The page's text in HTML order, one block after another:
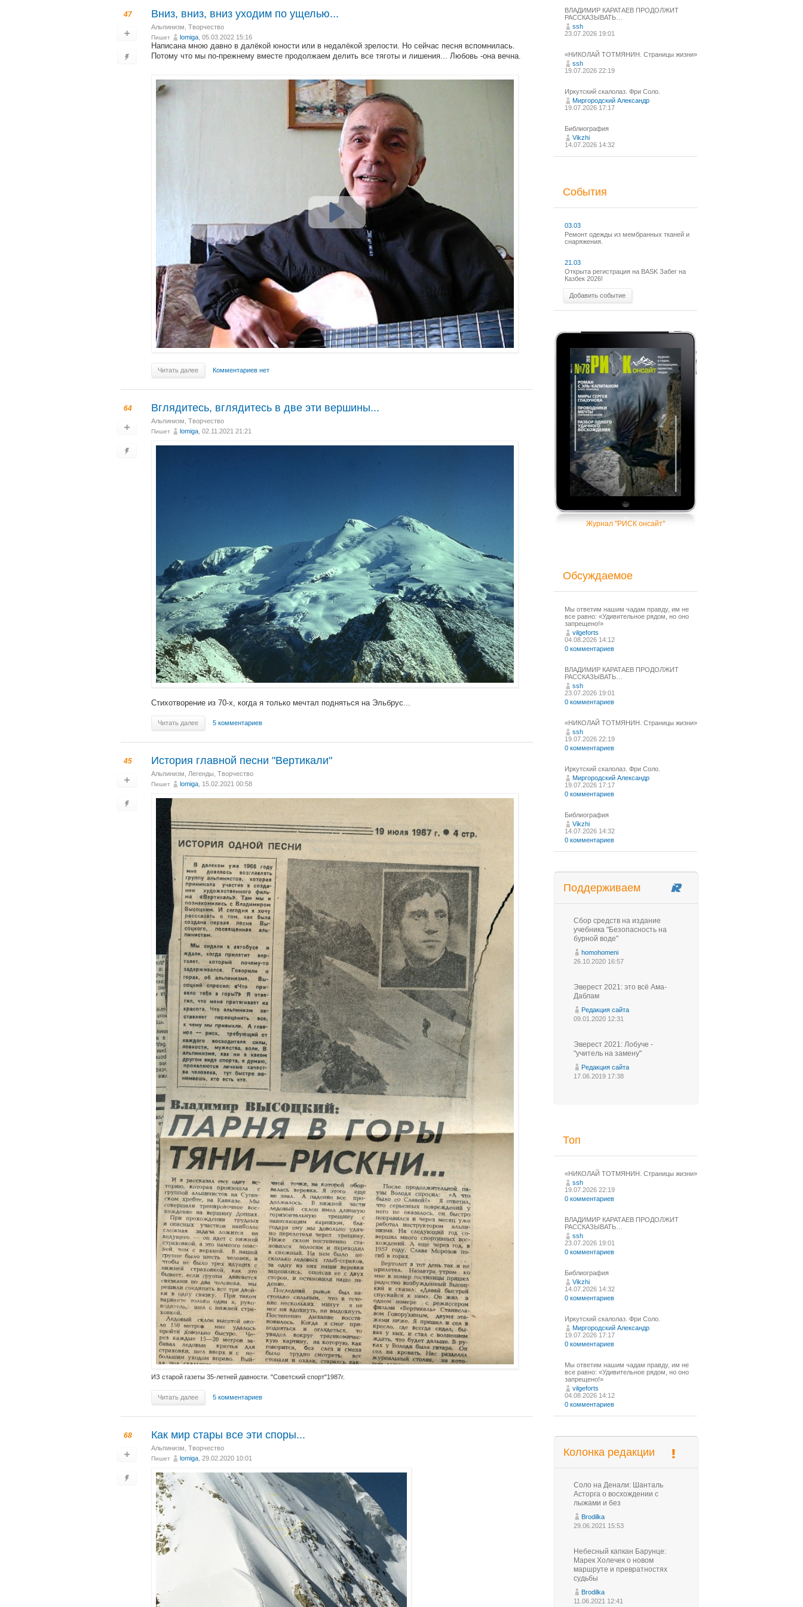
47 Вниз, вниз, вниз уходим по ущелью...
Альпинизм Творчество
Пишет lomiga , 05.03.2022 15:16
Написана мною давно в далёкой юности или в недалёкой зрелости. Но сейчас песня вспомнилась.
Потому что мы по-прежнему вместе продолжаем делить все тяготы и лишения... Любовь -она вечна.
Читать далее Комментариев нет
64 Вглядитесь, вглядитесь в две эти вершины...
Альпинизм Творчество
Пишет lomiga , 02.11.2021 21:21
Стихотворение из 70-х, когда я только мечтал подняться на Эльбрус...
Читать далее 5 комментариев
45 История главной песни "Вертикали"
Альпинизм Легенды Творчество
Пишет lomiga , 15.02.2021 00:58
ИЗ старой газеты 35-летней давности. "Советский спорт"1987г.
Читать далее 5 комментариев
68 Как мир стары все эти споры...
Альпинизм Творчество
Пишет lomiga , 29.02.2020 10:01
ВЛАДИМИР КАРАТАЕВ ПРОДОЛЖИТ
РАССКАЗЫВАТЬ…
ssh
23.07.2026 19:01
«НИКОЛАЙ ТОТМЯНИН. Страницы жизни»
ssh
19.07.2026 22:19
Иркутский скалолаз. Фри Соло.
Миргородский Александр
19.07.2026 17:17
Библиография
Vikzhi
14.07.2026 14:32
События
03.03
Ремонт одежды из мембранных тканей и
снаряжения.
21.03
Открыта регистрация на BASK Забег на
Казбек 2026!
Добавить событие
Журнал "РИСК онсайт"
Обсуждаемое
Мы ответим нашим чадам правду, им не
все равно: «Удивительное рядом, но оно
запрещено!»
vilgeforts
04.08.2026 14:12
0 комментариев
ВЛАДИМИР КАРАТАЕВ ПРОДОЛЖИТ
РАССКАЗЫВАТЬ…
ssh
23.07.2026 19:01
0 комментариев
«НИКОЛАЙ ТОТМЯНИН. Страницы жизни»
ssh
19.07.2026 22:19
0 комментариев
Иркутский скалолаз. Фри Соло.
Миргородский Александр
19.07.2026 17:17
0 комментариев
Библиография
Vikzhi
14.07.2026 14:32
0 комментариев
Поддерживаем
Сбор средств на издание
учебника "Безопасность на
бурной воде"
homohomeni
26.10.2020 16:57
Эверест 2021: это всё Ама-
Даблам
Редакция сайта
09.01.2020 12:31
Эверест 2021: Лобуче -
"учитель на замену"
Редакция сайта
17.06.2019 17:38
Топ
«НИКОЛАЙ ТОТМЯНИН. Страницы жизни»
ssh
19.07.2026 22:19
0 комментариев
ВЛАДИМИР КАРАТАЕВ ПРОДОЛЖИТ
РАССКАЗЫВАТЬ…
ssh
23.07.2026 19:01
0 комментариев
Библиография
Vikzhi
14.07.2026 14:32
0 комментариев
Иркутский скалолаз. Фри Соло.
Миргородский Александр
19.07.2026 17:17
0 комментариев
Мы ответим нашим чадам правду, им не
все равно: «Удивительное рядом, но оно
запрещено!»
vilgeforts
04.08.2026 14:12
0 комментариев
Колонка редакции
Соло на Денали: Шанталь
Асторга о восхождении с
лыжами и без
Brodilka
29.06.2021 15:53
Небесный капкан Барунце:
Марек Холечек о новом
маршруте и превратностях
судьбы
Brodilka
11.06.2021 12:41